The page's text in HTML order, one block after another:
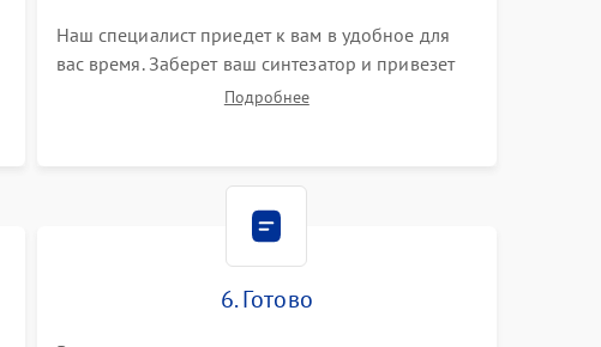
Наш специалист приедет к вам в удобное для
вас время. Заберет ваш синтезатор и привезет
на склад для диагностики.
Подробнее
6. Готово